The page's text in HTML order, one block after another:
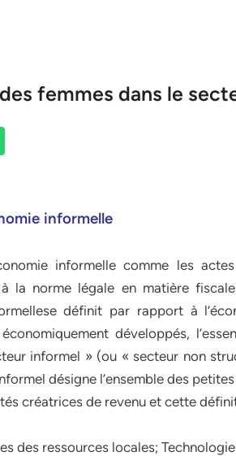
femmes dans le
informelle
informelle comme les
la norme légale en matière
définit par rapport à
développés,
informel » (ou « secteur non
désigne l’ensemble des
créatrices de revenu et cette
des ressources locales;